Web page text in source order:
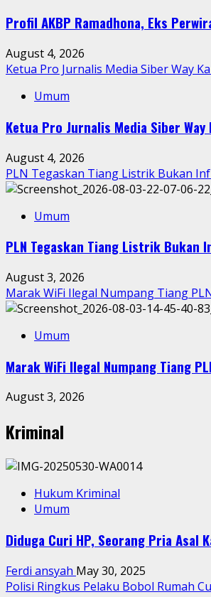
Profil AKBP Ramadhona, Eks
August 4, 2026
Ketua Pro Jurnalis Media Siber Way
Umum
Ketua Pro Jurnalis Media Siber
August 4, 2026
PLN Tegaskan Tiang Listrik Bukan
Umum
PLN Tegaskan Tiang Listrik
August 3, 2026
Marak WiFi Ilegal Numpang Tiang
Umum
Marak WiFi Ilegal Numpang Tiang
August 3, 2026
Kriminal
Hukum Kriminal
Umum
Diduga Curi HP, Seorang Pria Asal
Ferdi ansyah May 30, 2025
Polisi Ringkus Pelaku Bobol Rumah